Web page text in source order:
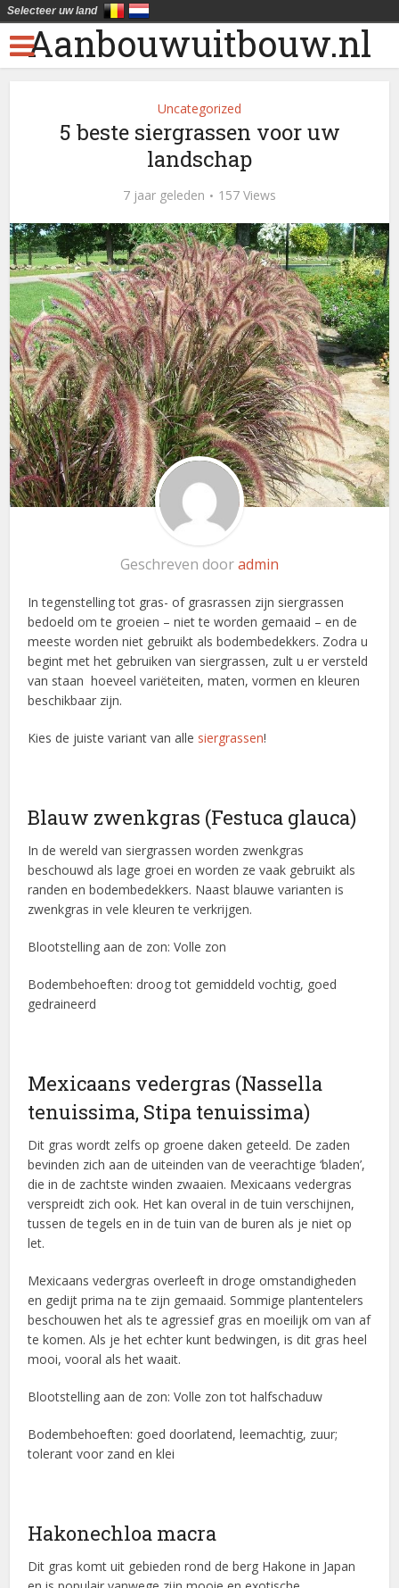
Aanbouwuitbouw.nl
Uncategorized
5 beste siergrassen voor uw
landschap
7 jaar geleden 157 Views
Geschreven dooradmin
In tegenstelling tot gras- of grasrassen zijn siergrassen
bedoeld om te groeien – niet te worden gemaaid – en de
meeste worden niet gebruikt als bodembedekkers. Zodra u
begint met het gebruiken van siergrassen, zult u er versteld
van staan ​ hoeveel variëteiten, maten, vormen en kleuren
beschikbaar zijn.
Kies de juiste variant van alle siergrassen!
Blauw zwenkgras (Festuca glauca)
In de wereld van siergrassen worden zwenkgras
beschouwd als lage groei en worden ze vaak gebruikt als
randen en bodembedekkers. Naast blauwe varianten is
zwenkgras in vele kleuren te verkrijgen.
Blootstelling aan de zon: Volle zon
Bodembehoeften: droog tot gemiddeld vochtig, goed
gedraineerd
Mexicaans vedergras (Nassella
tenuissima, Stipa tenuissima)
Dit gras wordt zelfs op groene daken geteeld. De zaden
bevinden zich aan de uiteinden van de veerachtige ‘bladen’,
die in de zachtste winden zwaaien. Mexicaans vedergras
verspreidt zich ook. Het kan overal in de tuin verschijnen,
tussen de tegels en in de tuin van de buren als je niet op
let.
Mexicaans vedergras overleeft in droge omstandigheden
en gedijt prima na te zijn gemaaid. Sommige plantentelers
beschouwen het als te agressief gras en moeilijk om van af
te komen. Als je het echter kunt bedwingen, is dit gras heel
mooi, vooral als het waait.
Blootstelling aan de zon: Volle zon tot halfschaduw
Bodembehoeften: goed doorlatend, leemachtig, zuur;
tolerant voor zand en klei
Hakonechloa macra
Dit gras komt uit gebieden rond de berg Hakone in Japan
Selecteer uw land